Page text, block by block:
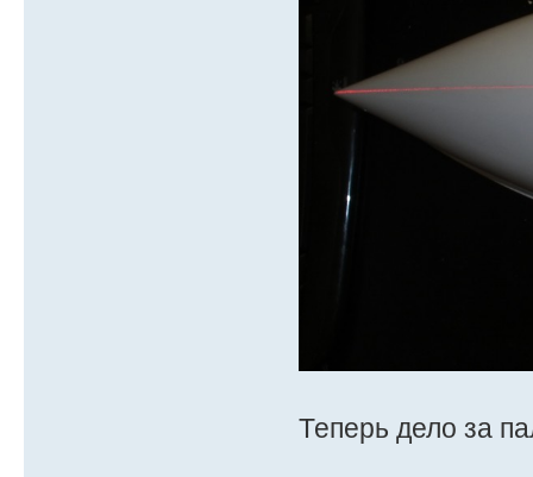
Теперь дело за